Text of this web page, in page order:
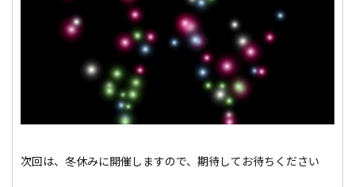
次回は、冬休みに開催しますので、期待してお待ちください